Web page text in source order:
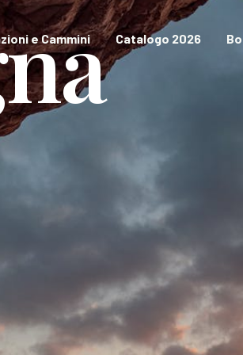
e Cammini Catalogo 2026